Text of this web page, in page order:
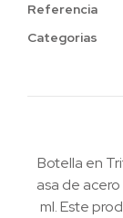
Referencia
Categorias
Botella en
asa de
ml. Este